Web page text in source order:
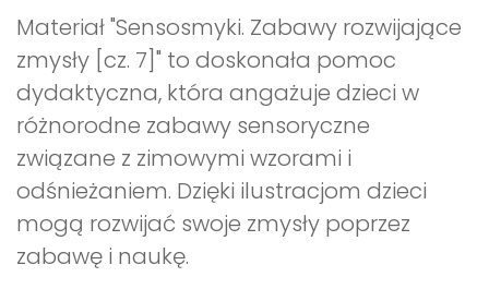
Materiał "Sensosmyki. Zabawy rozwijające
zmysły [cz. 7]" to doskonała pomoc
dydaktyczna, która angażuje dzieci w
różnorodne zabawy sensoryczne
związane z zimowymi wzorami i
odśnieżaniem. Dzięki ilustracjom dzieci
mogą rozwijać swoje zmysły poprzez
zabawę i naukę.